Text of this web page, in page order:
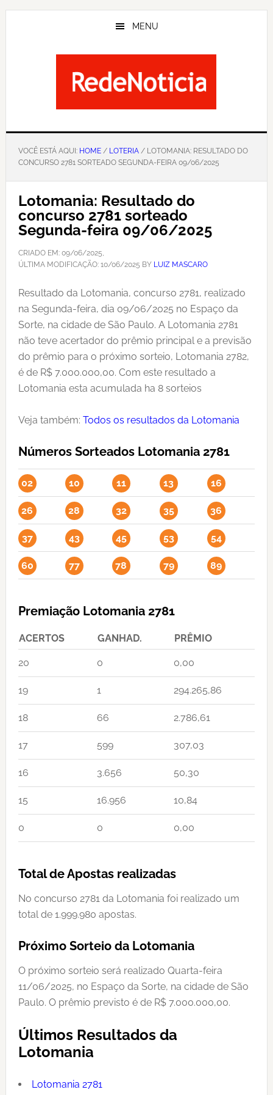
Skip
MENU
VOCÊ ESTÁ AQUI: HOME/ LOTERIA/ LOTOMANIA: RESULTADO DO
CONCURSO 2781 SORTEADO SEGUNDA-FEIRA 09/06/2025
Lotomania: Resultado do
concurso 2781 sorteado
Segunda-feira 09/06/2025
CRIADO EM: 09/06/2025,
ÚLTIMA MODIFICAÇÃO: 10/06/2025 BY LUIZ MASCARO
Resultado da Lotomania, concurso 2781, realizado
na Segunda-feira, dia 09/06/2025 no Espaço da
Sorte, na cidade de São Paulo. A Lotomania 2781
não teve acertador do prêmio principal e a previsão
do prêmio para o próximo sorteio, Lotomania 2782,
é de R$ 7.000.000,00. Com este resultado a
Lotomania esta acumulada ha 8 sorteios
Veja também: Todos os resultados da Lotomania
Números Sorteados Lotomania 2781
02 10 11 13 16
26 28 32 35 36
37 43 45 53 54
60 77 78 79 89
Premiação Lotomania 2781
ACERTOS GANHAD. PRÊMIO
20 0 0,00
19 1 294.265,86
18 66 2.786,61
17 599 307,03
16 3.656 50,30
15 16.956 10,84
0 0 0,00
Total de Apostas realizadas
No concurso 2781 da Lotomania foi realizado um
total de 1.999.980 apostas.
Próximo Sorteio da Lotomania
O próximo sorteio será realizado Quarta-feira
11/06/2025, no Espaço da Sorte, na cidade de São
Paulo. O prêmio previsto é de R$ 7.000.000,00.
Últimos Resultados da
Lotomania
Lotomania 2781